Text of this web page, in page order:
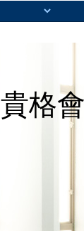
格會